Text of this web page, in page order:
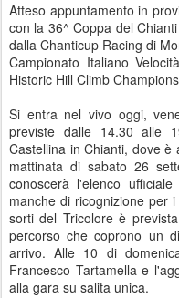
Atteso appuntamento in
con la 36^ Coppa del
dalla Chanticup Racing di
Campionato Italiano
Historic Hill Climb
Si entra nel vivo oggi,
previste dalle 14.30 alle
Castellina in Chianti, dove
mattinata di sabato 26
conoscerà l'elenco
manche di ricognizione per
sorti del Tricolore è
percorso che coprono un
arrivo. Alle 10 di
Francesco Tartamella e
alla gara su salita unica.